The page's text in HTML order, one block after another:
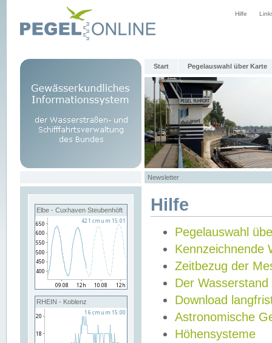
Hilfe
Start Pegelauswahl über Karte
Newsletter
Elbe - Cuxhaven Steubenhöft
RHEIN - Koblenz
Hilfe
Pegelauswahl
Kennzeichnende
Zeitbezug der
Der Wasserstand
Download
Astronomische
Höhensysteme